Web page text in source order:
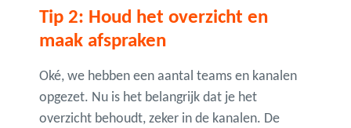
Tip 2: Houd het overzicht en
maak afspraken
Oké, we hebben een aantal teams en kanalen
opgezet. Nu is het belangrijk dat je het
overzicht behoudt, zeker in de kanalen. De